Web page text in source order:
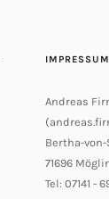
Andreas
Bertha-
71696
Tel: 07141 -